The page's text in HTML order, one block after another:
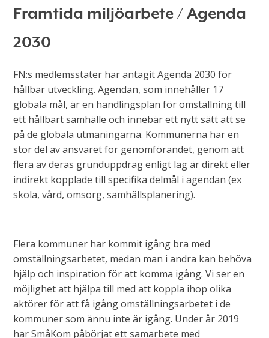
Framtida miljöarbete / Agenda
2030
FN:s medlemsstater har antagit Agenda 2030 för
hållbar utveckling. Agendan, som innehåller 17
globala mål, är en handlingsplan för omställning till
ett hållbart samhälle och innebär ett nytt sätt att se
på de globala utmaningarna. Kommunerna har en
stor del av ansvaret för genomförandet, genom att
flera av deras grunduppdrag enligt lag är direkt eller
indirekt kopplade till specifika delmål i agendan (ex
skola, vård, omsorg, samhällsplanering).
Flera kommuner har kommit igång bra med
omställningsarbetet, medan man i andra kan behöva
hjälp och inspiration för att komma igång. Vi ser en
möjlighet att hjälpa till med att koppla ihop olika
aktörer för att få igång omställningsarbetet i de
kommuner som ännu inte är igång. Under år 2019
har SmåKom påbörjat ett samarbete med